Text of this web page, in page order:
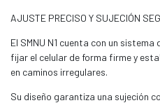
AJUSTE PRECISO Y SUJECIÓN
El SMNU N1 cuenta con un
fijar el celular de forma firme y
en caminos irregulares.
Su diseño garantiza una sujeción